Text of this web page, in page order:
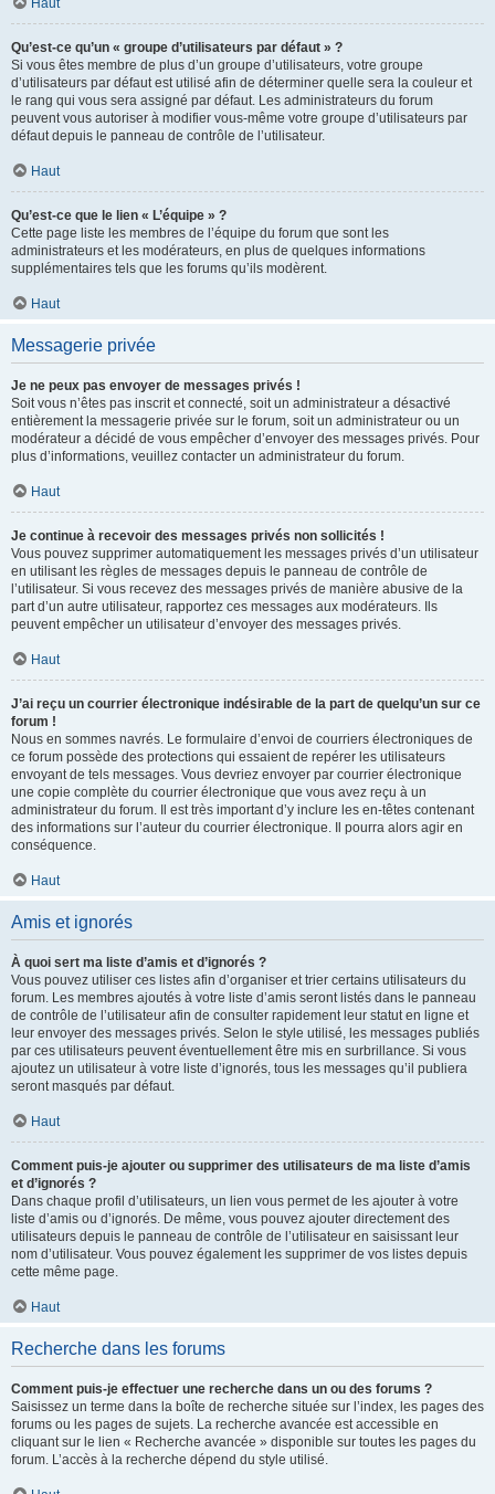
Haut
Qu’est-ce qu’un « groupe d’utilisateurs par défaut » ?
Si vous êtes membre de plus d’un groupe d’utilisateurs, votre groupe
d’utilisateurs par défaut est utilisé afin de déterminer quelle sera la couleur et
le rang qui vous sera assigné par défaut. Les administrateurs du forum
peuvent vous autoriser à modifier vous-même votre groupe d’utilisateurs par
défaut depuis le panneau de contrôle de l’utilisateur.
Haut
Qu’est-ce que le lien « L’équipe » ?
Cette page liste les membres de l’équipe du forum que sont les
administrateurs et les modérateurs, en plus de quelques informations
supplémentaires tels que les forums qu’ils modèrent.
Haut
Messagerie privée
Je ne peux pas envoyer de messages privés !
Soit vous n’êtes pas inscrit et connecté, soit un administrateur a désactivé
entièrement la messagerie privée sur le forum, soit un administrateur ou un
modérateur a décidé de vous empêcher d’envoyer des messages privés. Pour
plus d’informations, veuillez contacter un administrateur du forum.
Haut
Je continue à recevoir des messages privés non sollicités !
Vous pouvez supprimer automatiquement les messages privés d’un utilisateur
en utilisant les règles de messages depuis le panneau de contrôle de
l’utilisateur. Si vous recevez des messages privés de manière abusive de la
part d’un autre utilisateur, rapportez ces messages aux modérateurs. Ils
peuvent empêcher un utilisateur d’envoyer des messages privés.
Haut
J’ai reçu un courrier électronique indésirable de la part de quelqu’un sur ce
forum !
Nous en sommes navrés. Le formulaire d’envoi de courriers électroniques de
ce forum possède des protections qui essaient de repérer les utilisateurs
envoyant de tels messages. Vous devriez envoyer par courrier électronique
une copie complète du courrier électronique que vous avez reçu à un
administrateur du forum. Il est très important d’y inclure les en-têtes contenant
des informations sur l’auteur du courrier électronique. Il pourra alors agir en
conséquence.
Haut
Amis et ignorés
À quoi sert ma liste d’amis et d’ignorés ?
Vous pouvez utiliser ces listes afin d’organiser et trier certains utilisateurs du
forum. Les membres ajoutés à votre liste d’amis seront listés dans le panneau
de contrôle de l’utilisateur afin de consulter rapidement leur statut en ligne et
leur envoyer des messages privés. Selon le style utilisé, les messages publiés
par ces utilisateurs peuvent éventuellement être mis en surbrillance. Si vous
ajoutez un utilisateur à votre liste d’ignorés, tous les messages qu’il publiera
seront masqués par défaut.
Haut
Comment puis-je ajouter ou supprimer des utilisateurs de ma liste d’amis
et d’ignorés ?
Dans chaque profil d’utilisateurs, un lien vous permet de les ajouter à votre
liste d’amis ou d’ignorés. De même, vous pouvez ajouter directement des
utilisateurs depuis le panneau de contrôle de l’utilisateur en saisissant leur
nom d’utilisateur. Vous pouvez également les supprimer de vos listes depuis
cette même page.
Haut
Recherche dans les forums
Comment puis-je effectuer une recherche dans un ou des forums ?
Saisissez un terme dans la boîte de recherche située sur l’index, les pages des
forums ou les pages de sujets. La recherche avancée est accessible en
cliquant sur le lien « Recherche avancée » disponible sur toutes les pages du
forum. L’accès à la recherche dépend du style utilisé.